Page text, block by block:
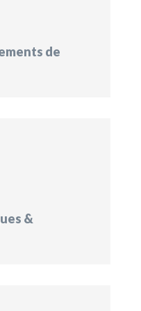
de
&